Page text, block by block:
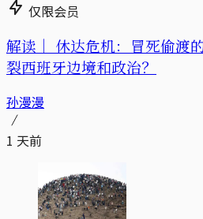
仅限会员
解读｜ 休达危机：冒死偷渡
裂西班牙边境和政治？
孙漫漫
1 天前